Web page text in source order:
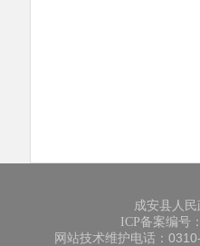
成安县人
ICP备案编号
网站技术维护电话：